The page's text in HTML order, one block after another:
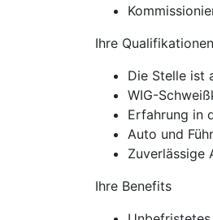
Ihre Qualifikationen
Die Stelle ist
WIG-
Erfahrung in
Auto und
Zuverlässige
Ihre Benefits